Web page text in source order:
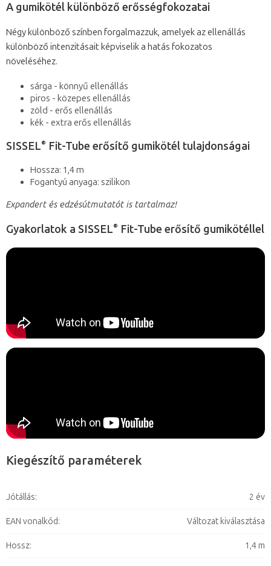
A gumikötél különböző erősségfokozatai
Négy különböző színben forgalmazzuk, amelyek az ellenállás
különböző intenzitásait képviselik a hatás fokozatos
növeléséhez.
sárga - könnyű ellenállás
piros - közepes ellenállás
zöld - erős ellenállás
kék - extra erős ellenállás
SISSEL® Fit-Tube erősítő gumikötél tulajdonságai
Hossza: 1,4 m
Fogantyú anyaga: szilikon
Expandert és edzésútmutatót is tartalmaz!
Gyakorlatok a SISSEL® Fit-Tube erősítő gumikötéllel
Kiegészítő paraméterek
Jótállás: 2 év
EAN vonalkód: Változat kiválasztása
Hossz: 1,4 m